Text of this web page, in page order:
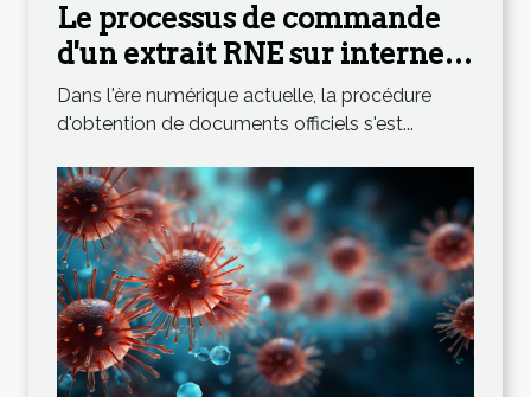
Le processus de commande
d'un extrait RNE sur internet :
étape par étape
Dans l'ère numérique actuelle, la procédure
d'obtention de documents officiels s'est...